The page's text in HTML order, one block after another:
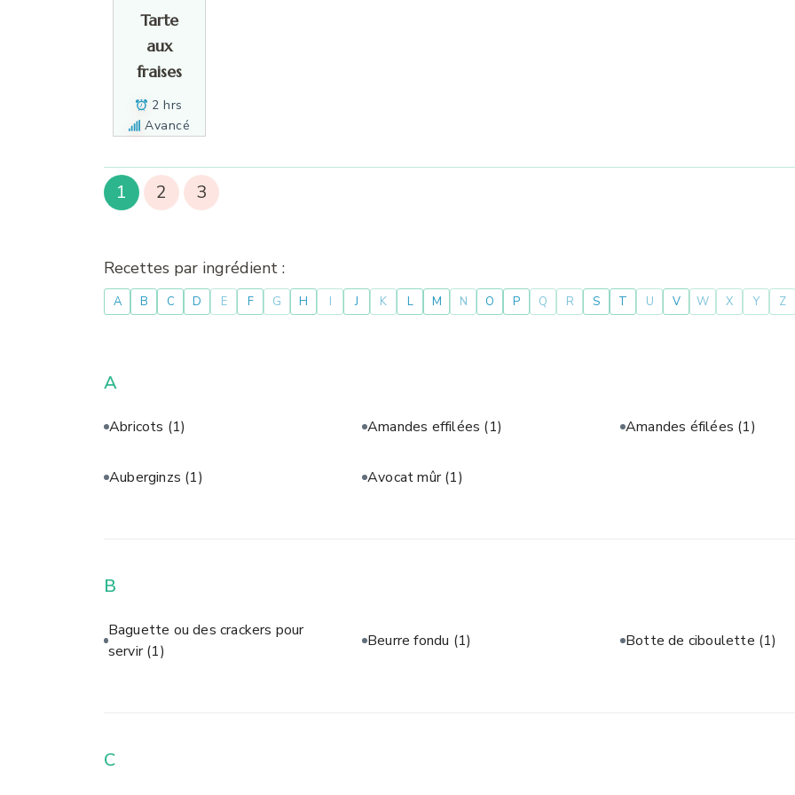
Tarte
aux
fraises
2 hrs
Avancé
1 2 3
Recettes par ingrédient :
A B C D E F G H I J K L M N O P Q R S T U V W X Y Z
A
Abricots (1) Amandes effilées (1) Amandes éfilées (1)
Auberginzs (1) Avocat mûr(1)
B
Baguette ou des crackers pour
servir(1)
Beurre fondu (1) Botte de ciboulette (1)
C